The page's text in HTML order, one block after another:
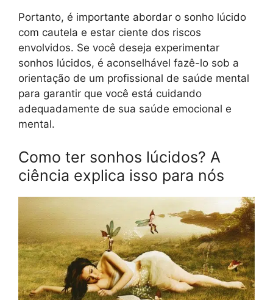
Portanto, é importante abordar o sonho lúcido
com cautela e estar ciente dos riscos
envolvidos. Se você deseja experimentar
sonhos lúcidos, é aconselhável fazê-lo sob a
orientação de um profissional de saúde mental
para garantir que você está cuidando
adequadamente de sua saúde emocional e
mental.
Como ter sonhos lúcidos? A
ciência explica isso para nós